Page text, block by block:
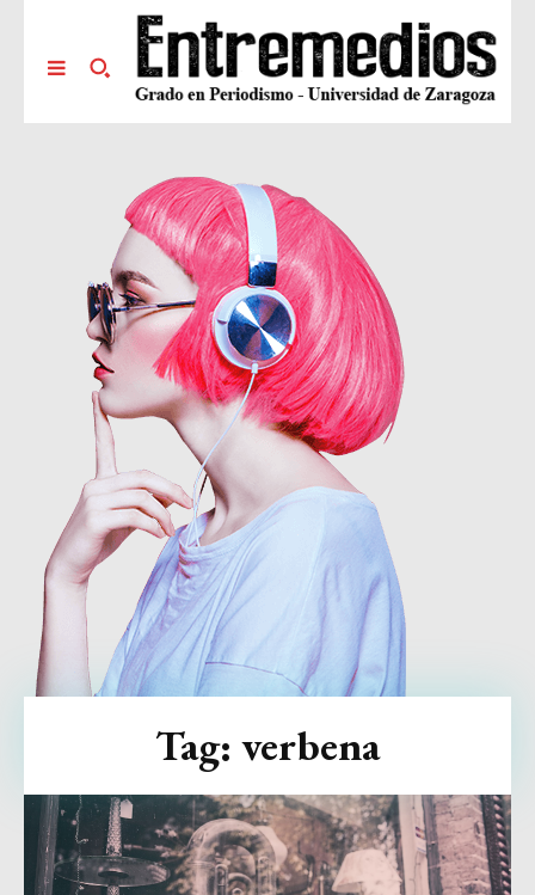
Tag: verbena